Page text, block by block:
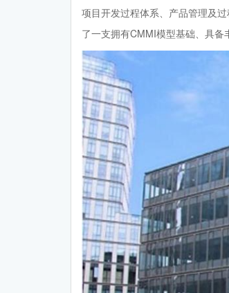
项目开发过程体系、产品管理及
了一支拥有CMMI模型基础、具备